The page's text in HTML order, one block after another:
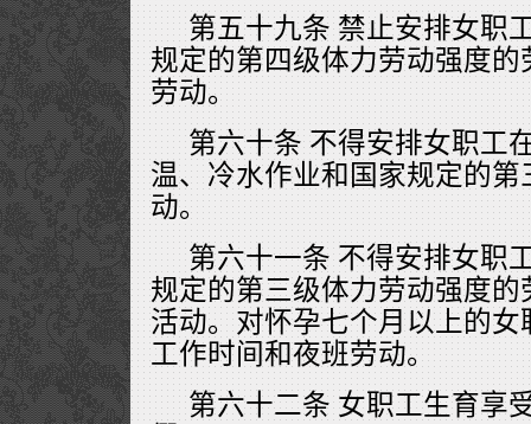
第五十九条 禁止安排女职
规定的第四级体力劳动强度
劳动。
第六十条 不得安排女职工
温、冷水作业和国家规定的
动。
第六十一条 不得安排女职
规定的第三级体力劳动强度
活动。对怀孕七个月以上的
工作时间和夜班劳动。
第六十二条 女职工生育享